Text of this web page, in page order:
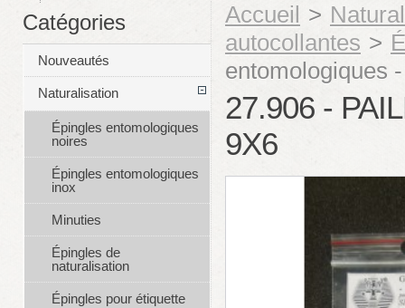
Accueil >
autocollantes >
entomologiques
27.906 -
9X6
Catégories
Nouveautés
Naturalisation
Épingles entomologiques
noires
Épingles entomologiques
inox
Minuties
Épingles de
naturalisation
Épingles pour étiquette